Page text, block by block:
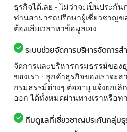
ธุรกิจได้เลย - ไม่ว่าจะเป็นประกั
ท่านสามารถปรึกษาผู้เชี่ยวชาญข
ต้องเสียเวลาหาข้อมูลเอง
ระบบช่วยจัดการบริหารจัดการ
จัดการและบริหารกรมธรรม์ของ
ของเรา - ลูกค้าธุรกิจของเราจะส
กรมธรรม์ต่างๆ ต่ออายุ แจ้งยกเลิ
ออก ได้ทั้งหมดผ่านทางเราหรือท
ทีมดูแลที่เชี่ยวชาญประกันกลุ่มธุ